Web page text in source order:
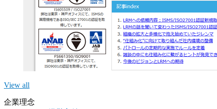
View all
企業理念